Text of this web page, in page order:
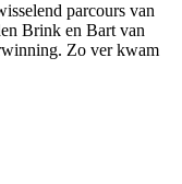
parcours van
Brink en Bart van
Zo ver kwam